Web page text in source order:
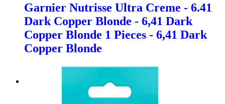
Garnier Nutrisse Ultra Creme - 6.41
Dark Copper Blonde - 6,41 Dark
Copper Blonde 1 Pieces - 6,41 Dark
Copper Blonde